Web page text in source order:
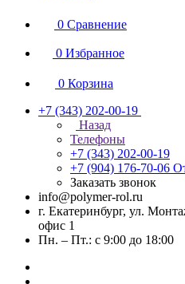
0 Сравнение
0 Избранное
0 Корзина
+7 (343) 202-00-19
Назад
Телефоны
+7 (343) 202-00-19
+7 (904) 176-70-06
Заказать звонок
info@polymer-rol.ru
г. Екатеринбург, ул.
офис 1
Пн. – Пт.: с 9:00 до 18:00